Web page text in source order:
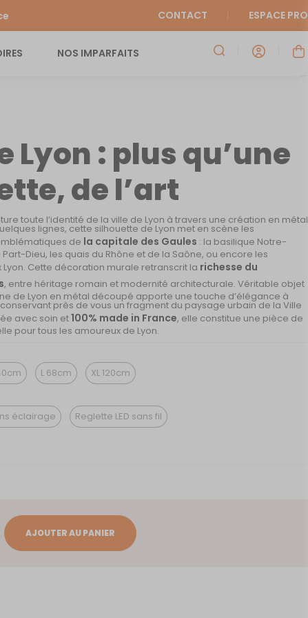
CONTACT ESPACE PRO
NOS IMPARFAITS
Lyon : plus qu’une
de l’art
toute l’identité de la ville de Lyon à travers une création en métal
lignes, cette silhouette de Lyon met en scène les
de la capitale des Gaules : la basilique Notre-
Dieu, les quais du Rhône et de la Saône, ou encore les
Cette décoration murale retranscrit la richesse du
, entre héritage romain et modernité architecturale. Véritable objet
de Lyon en métal découpé apporte une touche d’élégance à
près de vous un fragment du paysage urbain de la Ville
avec soin et100% made in France, elle constitue une pièce de
pour tous les amoureux de Lyon.
L 68cm XL 120cm
éclairage Reglette LED sans fil
AJOUTER AU PANIER